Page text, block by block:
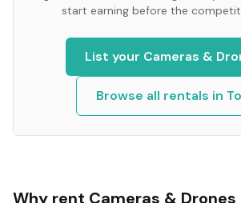
start earning before the
List your Cameras &
Browse all rentals in
Why rent Cameras & Drones